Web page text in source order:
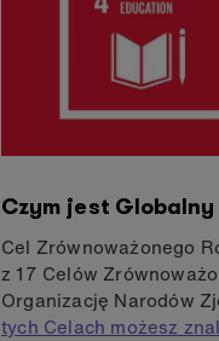
Czym jest Globalny
Cel Zrównoważonego
z 17 Celów
Organizację Narodów
tych Celach możesz